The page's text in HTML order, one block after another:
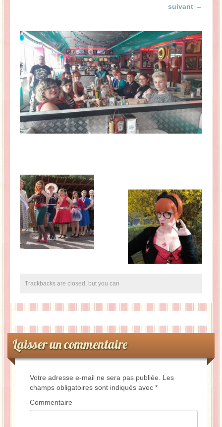
Ma période Weight Watchers
suivant →
Trackbacks are closed, but you can
Laisser un commentaire
Votre adresse e-mail ne sera pas publiée.
Les
champs obligatoires sont indiqués avec *
Commentaire